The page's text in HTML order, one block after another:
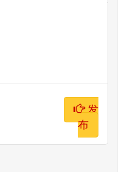
纪念者留言
发
布